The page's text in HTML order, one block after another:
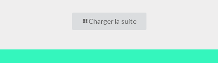
Charger la suite